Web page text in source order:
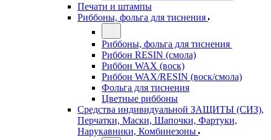
Печати и штампы
Риббоны, фольга для тиснения
Риббоны, фольга для тиснения
Риббон RESIN (смола)
Риббон WAX (воск)
Риббон WAX/RESIN (воск/смола)
Фольга для тиснения
Цветные риббоны
Средства индивидуальной ЗАЩИТЫ (СИЗ),
Перчатки, Маски, Шапочки, Фартуки,
Нарукавники, Комбинезоны